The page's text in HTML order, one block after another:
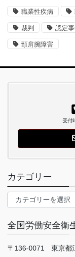
職業性疾病
裁判 認定事
頸肩腕障害
受付
カテゴリー
テ
リ
ー
全国労働安全衛
〒136-0071 東京都